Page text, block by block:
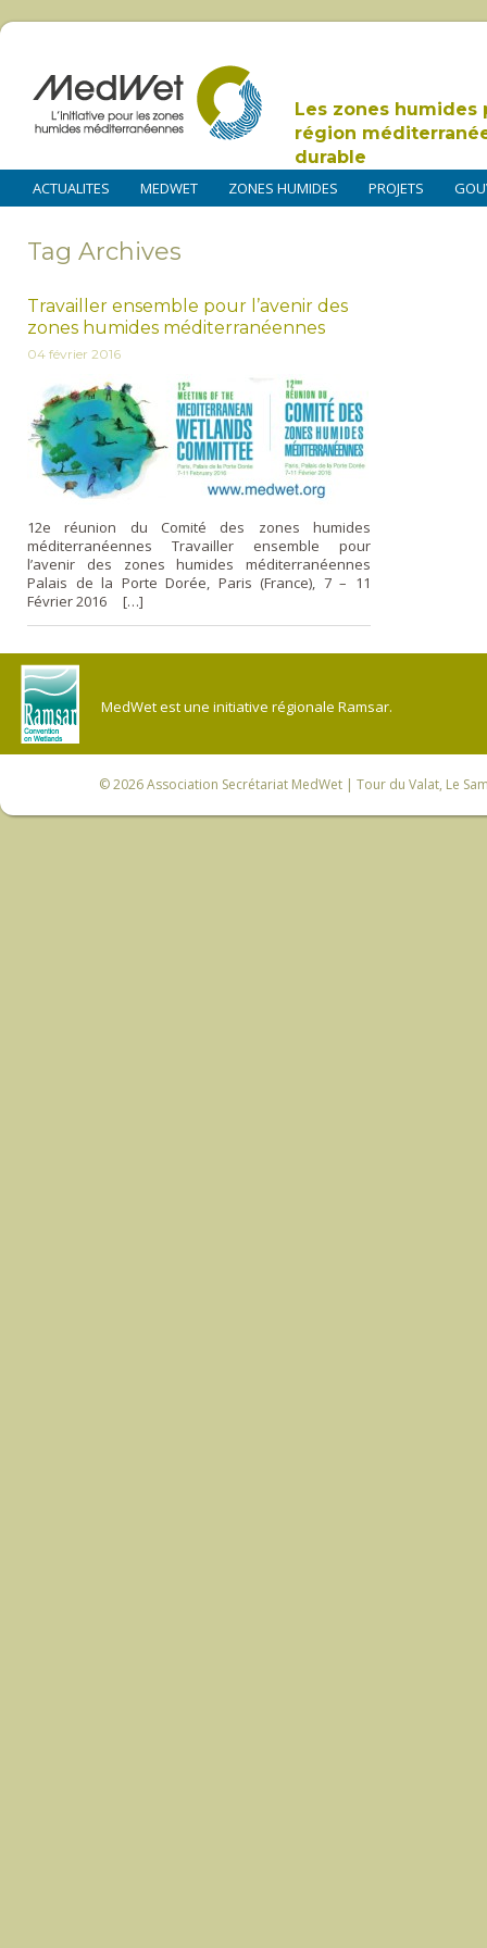
Les zones humides
région
durable
ACTUALITES MEDWET ZONES HUMIDES PROJETS
Tag Archives
Travailler ensemble pour l’avenir des
zones humides méditerranéennes
04 février 2016
12e réunion du Comité des zones humides
méditerranéennes Travailler ensemble pour
l’avenir des zones humides méditerranéennes
Palais de la Porte Dorée, Paris (France), 7 – 11
Février 2016 […]
MedWet est une initiative régionale Ramsar.
© 2026Association Secrétariat MedWet | Tour du Valat, Le